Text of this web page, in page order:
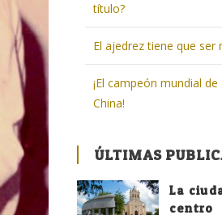
título?
El ajedrez tiene que ser
¡El campeón mundial
China!
ÚLTIMAS
La
centro